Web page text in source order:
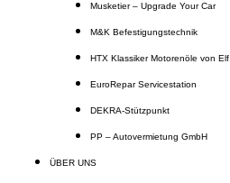
Musketier – Upgrade Your Car
M&K Befestigungstechnik
HTX Klassiker Motorenöle von Elf
EuroRepar Servicestation
DEKRA-Stützpunkt
PP – Autovermietung GmbH
ÜBER UNS